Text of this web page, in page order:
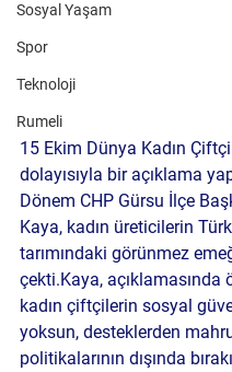
Sosyal Yaşam
Spor
Teknoloji
Rumeli
15 Ekim Dünya Kadın
dolayısıyla bir açıklama
Dönem CHP Gürsu İlçe
Kaya, kadın üreticilerin
tarımındaki görünmez
çekti.Kaya, açıklamasında
kadın çiftçilerin sosyal
yoksun, desteklerden
politikalarının dışında